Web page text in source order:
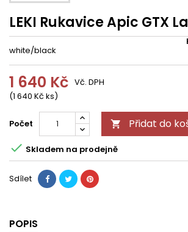
LEKI Rukavice Apic GTX
white/black
1 640 Kč
(1 640 Kč ks)
Vč. DPH
Počet  Přidat do
 Skladem na prodejně
Sdílet
POPIS